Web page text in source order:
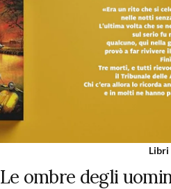
Libri
Le ombre degli